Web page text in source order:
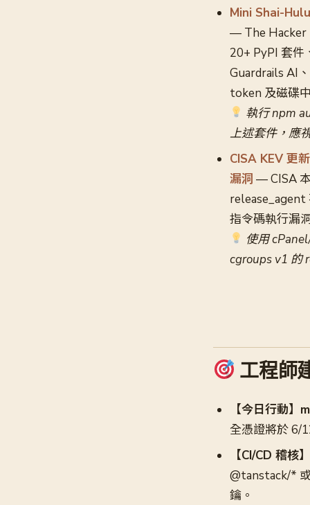
Mini Shai-
— The Hacker
20+ PyPI 套件
Guardrails AI
token 及磁碟
執行 npm
上述套件，應
CISA KEV 更
漏洞 — CISA
指令碼執行漏
使用
cgroups v1 的
工程師
【今日行動
全憑證將於 6/
【CI/CD 稽
@tanstack/*
鑰。